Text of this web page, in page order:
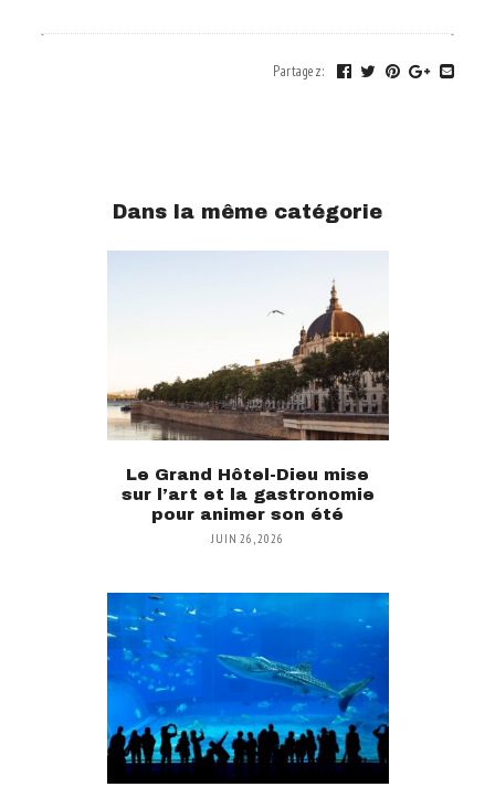
Partagez:
Dans la même catégorie
Le Grand Hôtel-Dieu mise
sur l’art et la gastronomie
pour animer son été
JUIN 26, 2026